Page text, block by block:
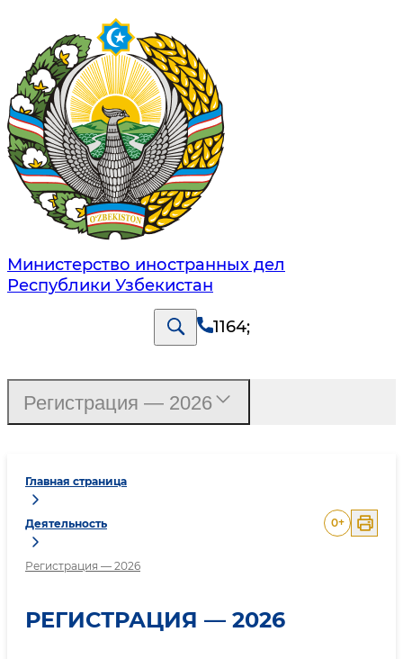
Министерство иностранных дел
Республики Узбекистан
1164;
Главная страница
Деятельность
Регистрация — 2026
0+
РЕГИСТРАЦИЯ — 2026
Регистрация — 2026